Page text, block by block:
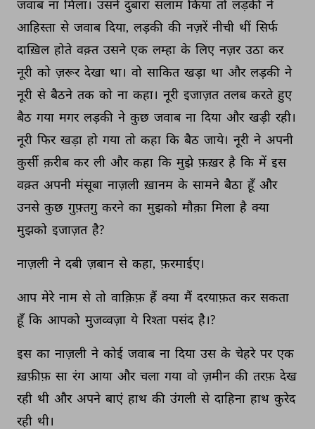
जवाब ना मिला। उसने दुबारा सलाम किया तो लड़की ने
आहिस्ता से जवाब दिया, लड़की की नज़रें नीची थीं सिर्फ
दाख़िल होते वक़्त उसने एक लम्हा के लिए नज़र उठा कर
नूरी को ज़रूर देखा था। वो साकित खड़ा था और लड़की ने
नूरी से बैठने तक को ना कहा। नूरी इजाज़त तलब करते हुए
बैठ गया मगर लड़की ने कुछ जवाब ना दिया और खड़ी रही।
नूरी फिर खड़ा हो गया तो कहा कि बैठ जाये। नूरी ने अपनी
कुर्सी क़रीब कर ली और कहा कि मुझे फ़ख़र है कि में इस
वक़्त अपनी मंसूबा नाज़ली ख़ानम के सामने बैठा हूँ और
उनसे कुछ गुफ़्तगु करने का मुझको मौक़ा मिला है क्या
मुझको इजाज़त है?
नाज़ली ने दबी ज़बान से कहा, फ़रमाईए।
आप मेरे नाम से तो वाक़िफ़ हैं क्या मैं दरयाफ़त कर सकता
हूँ कि आपको मुजव्वज़ा ये रिश्ता पसंद है।?
इस का नाज़ली ने कोई जवाब ना दिया उस के चेहरे पर एक
ख़फ़ीफ़ सा रंग आया और चला गया वो ज़मीन की तरफ़ देख
रही थी और अपने बाएं हाथ की उंगली से दाहिना हाथ कुरेद
रही थी।